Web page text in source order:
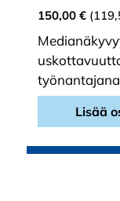
150,00 € (
Lisää